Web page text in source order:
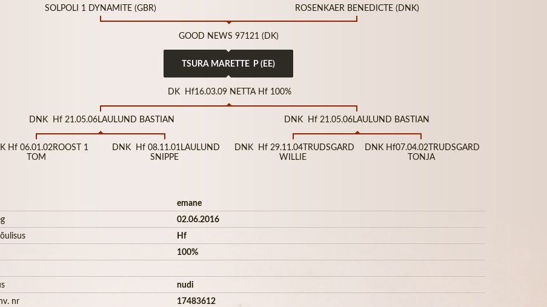
SOLPOLI 1 DYNAMITE (GBR) ROSENKAER BENEDICTE (DNK)
GOOD NEWS 97121 (DK)
TSURA MARETTE P (EE)
DK Hf16.03.09 NETTA Hf 100%
DNK Hf 21.05.06LAULUND BASTIAN DNK Hf 21.05.06LAULUND BASTIAN
Hf 06.01.02ROOST 1
TOM
DNK Hf 08.11.01LAULUND
SNIPPE
DNK Hf 29.11.04TRUDSGARD
WILLIE
DNK Hf07.04.02TRUDSGARD
TONJA
emane
02.06.2016
Hf
100%
nudi
nr
17483612